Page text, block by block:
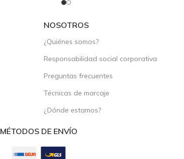
NOSOTROS
¿Quiénes somos?
Responsabilidad social corporativa
Preguntas frecuentes
Técnicas de marcaje
¿Dónde estamos?
MÉTODOS DE ENVÍO